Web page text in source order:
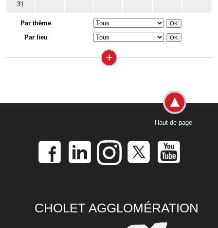
31
Par thème
Par lieu
+
Haut de page
CHOLET AGGLOMÉRATION